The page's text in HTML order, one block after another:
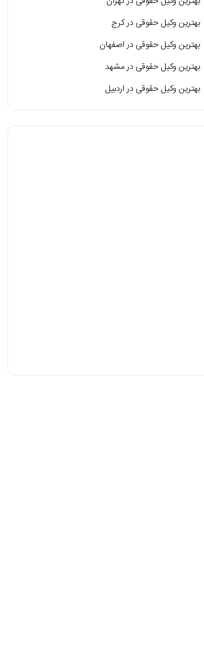
بهترین وکیل حقوقی در کرج
بهترین وکیل حقوقی در اصفهان
بهترین وکیل حقوقی در مشهد
بهترین وکیل حقوقی در اردبیل